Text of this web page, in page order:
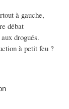
à gauche,
débat
drogués.
à petit feu ?